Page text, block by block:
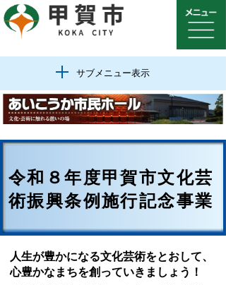
サブメニュー表示
令和８年度甲賀市文化芸
術振興条例施行記念事業
人生が豊かになる文化芸術をとおして、
心豊かなまちを創っていきましょう！